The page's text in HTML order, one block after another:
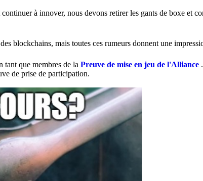
à innover, nous devons retirer les gants de boxe et
blockchains, mais toutes ces rumeurs donnent une
que membres de la Preuve de mise en jeu de l'Alliance
de prise de participation.